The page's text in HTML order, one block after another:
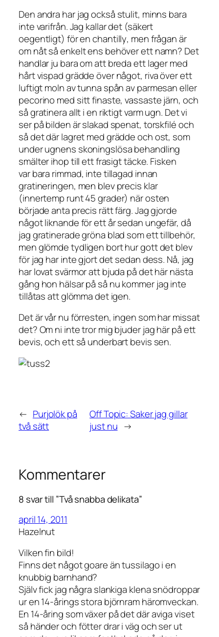
Den andra har jag också stulit, minns bara
inte varifrån. Jag kallar det (säkert
oegentligt) för enchantilly, men frågan är
om nåt så enkelt ens behöver ett namn? Det
handlar ju bara om att breda ett lager med
hårt vispad grädde över något, riva över ett
luftigt moln av tunna spån av parmesan eller
pecorino med sitt finaste, vassaste järn, och
så gratinera allt i en riktigt varm ugn. Det vi
ser på bilden är slakad spenat, torskfilé och
så det där lagret med grädde och ost, som
under ugnens skoningslösa behandling
smälter ihop till ett frasigt täcke. Fisken
var bara rimmad, inte tillagad innan
gratineringen, men blev precis klar
(innertemp runt 45 grader) när osten
började anta precis rätt färg. Jag gjorde
något liknande för ett år sedan ungefär, då
jag gratinerade gröna blad som ett tillbehör,
men glömde tydligen bort hur gott det blev
för jag har inte gjort det sedan dess. Nå, jag
har lovat svärmor att bjuda på det här nästa
gång hon hälsar på så nu kommer jag inte
tillåtas att glömma det igen.
Det är vår nu förresten, ingen som har missat
det? Om ni inte tror mig bjuder jag här på ett
bevis, och ett så underbart bevis sen.
← Purjolök på
två sätt
Off Topic: Saker jag gillar
just nu →
Kommentarer
8 svar till ”Två snabba delikata”
april 14, 2011
Hazelnut
Vilken fin bild!
Finns det något goare än tussilago i en
knubbig barnhand?
Själv fick jag några slankiga klena snödroppar
ur en 14-årings stora björnram häromveckan.
En 14-åring som växer på det där aviga viset
så händer och fötter drar i väg och ser ut